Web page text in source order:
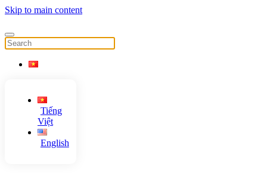
Skip to main content
Tiếng
Việt
English